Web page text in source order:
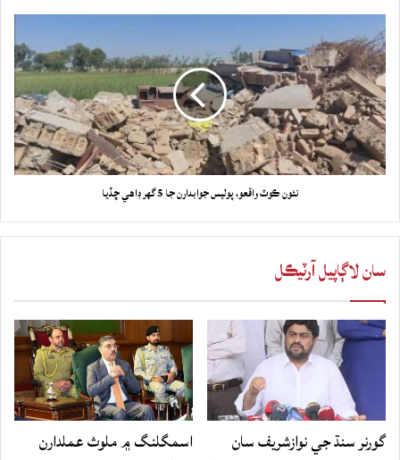
نئون ڪوٽ واقعو، پوليس جوابدارن جا 5 گهر ڊاهي ڇڏيا
سان لاڳاپيل آرٽيڪل
گورنر سنڌ جي نوازشريف سان
اسمگلنگ ۾ ملوث عملدارن